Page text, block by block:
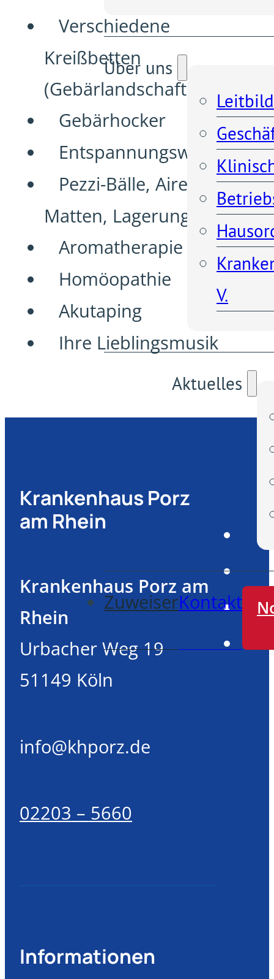
Über uns
Leitbild
V.
Aktuelles
ZuweiserKontakt
Verschiedene
Kreißbetten
(Gebärlandschaft)
Gebärhocker
Entspannungswanne
Pezzi-Bälle, Airex-
Matten, Lagerungskissen
Aromatherapie
Homöopathie
Akutaping
Ihre Lieblingsmusik
Krankenhaus Porz
am Rhein
Krankenhaus Porz am
Rhein
Urbacher Weg 19
51149 Köln
info@khporz.de
02203 – 5660
Informationen